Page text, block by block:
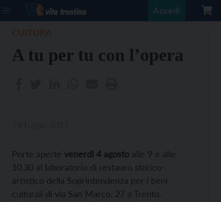
Accedi
A tu per tu con l’opera
Porte aperte venerdì 4 agosto alle 9 e alle
10.30 al laboratorio di restauro storico-
artistico della Soprintendenza per i beni
culturali di via San Marco, 27 a Trento.